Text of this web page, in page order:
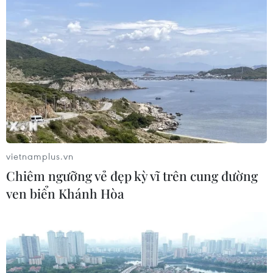
28/07/2026 04:37
Panama cảnh báo ổ dịch hô hấp lạ
sau 6 ca tử vong liên tiếp
28/07/2026 01:50
Nắng nóng khốc liệt tại Mỹ và Hàn
Quốc đe dọa sức khỏe cộng đồng
27/07/2026 23:07
Số ca nhiễm virus Tây sông Nile gia
tăng khắp châu Âu
26/07/2026 09:18
vietnamplus.vn
Chiêm ngưỡng vẻ đẹp kỳ vĩ trên cung đường
ven biển Khánh Hòa